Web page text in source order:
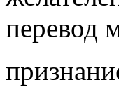
перевод